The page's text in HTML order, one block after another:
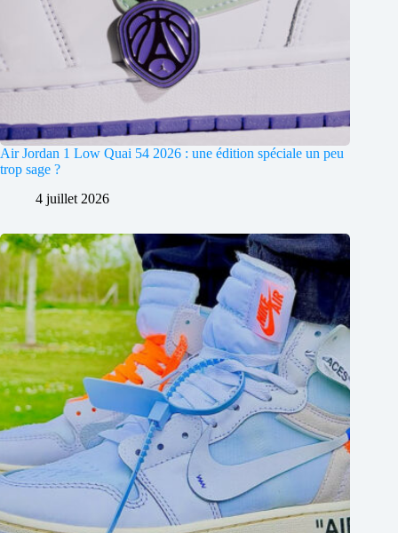
Air Jordan 1 Low Quai 54 2026 : une édition spéciale un peu
trop sage ?
4 juillet 2026